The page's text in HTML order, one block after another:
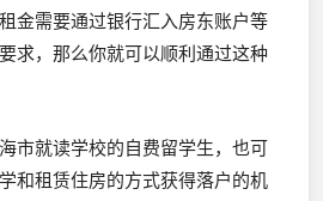
金需要通过银行汇入房东账户等
求，那么你就可以顺利通过这种
市就读学校的自费留学生，也可
和租赁住房的方式获得落户的机